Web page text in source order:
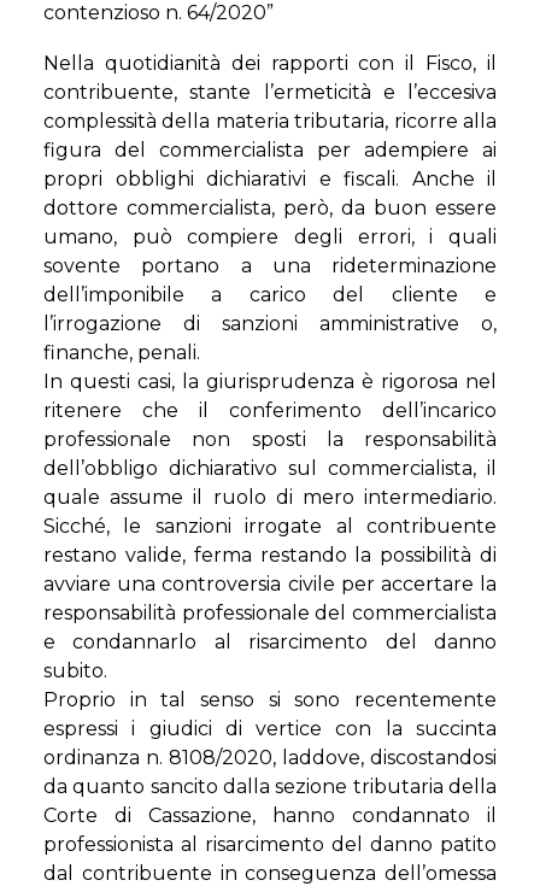
contenzioso n. 64/2020”
Nella quotidianità dei rapporti con il Fisco, il
contribuente, stante l’ermeticità e l’eccesiva
complessità della materia tributaria, ricorre alla
figura del commercialista per adempiere ai
propri obblighi dichiarativi e fiscali. Anche il
dottore commercialista, però, da buon essere
umano, può compiere degli errori, i quali
sovente portano a una rideterminazione
dell’imponibile a carico del cliente e
l’irrogazione di sanzioni amministrative o,
finanche, penali.
In questi casi, la giurisprudenza è rigorosa nel
ritenere che il conferimento dell’incarico
professionale non sposti la responsabilità
dell’obbligo dichiarativo sul commercialista, il
quale assume il ruolo di mero intermediario.
Sicché, le sanzioni irrogate al contribuente
restano valide, ferma restando la possibilità di
avviare una controversia civile per accertare la
responsabilità professionale del commercialista
e condannarlo al risarcimento del danno
subito.
Proprio in tal senso si sono recentemente
espressi i giudici di vertice con la succinta
ordinanza n. 8108/2020, laddove, discostandosi
da quanto sancito dalla sezione tributaria della
Corte di Cassazione, hanno condannato il
professionista al risarcimento del danno patito
dal contribuente in conseguenza dell’omessa